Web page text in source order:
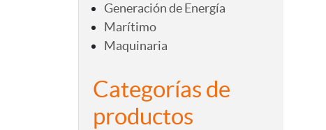
Generación de Energía
Marítimo
Maquinaria
Categorías de
productos